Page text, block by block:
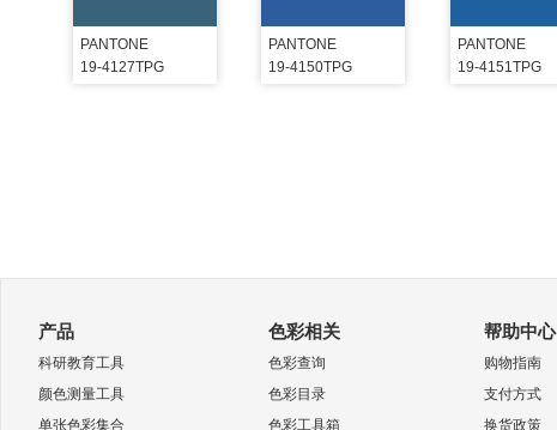
PANTONE
19-4127TPG
PANTONE
19-4150TPG
PANTONE
19-4151TPG
产品
科研教育工具
颜色测量工具
单张色彩集合
色彩相关
色彩查询
色彩目录
色彩工具箱
帮助中心
购物指南
支付方式
换货政策